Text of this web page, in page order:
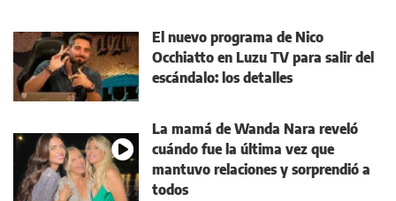
El nuevo programa de Nico
Occhiatto en Luzu TV para salir del
escándalo: los detalles
La mamá de Wanda Nara reveló
cuándo fue la última vez que
mantuvo relaciones y sorprendió a
todos